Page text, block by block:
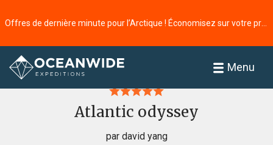
Menu
Accueil
Atlantic odyssey
par david yang